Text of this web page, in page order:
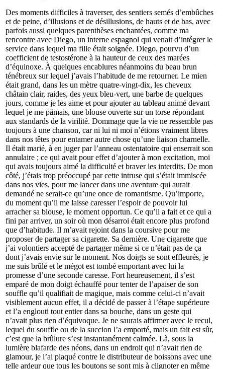
Des moments difficiles à traverser, des sentiers semés d’embûches
et de peine, d’illusions et de désillusions, de hauts et de bas, avec
parfois aussi quelques parenthèses enchantées, comme ma
rencontre avec Diego, un interne espagnol qui venait d’intégrer le
service dans lequel ma fille était soignée. Diego, pourvu d’un
coefficient de testostérone à la hauteur de ceux des marées
d’équinoxe. À quelques encablures néanmoins du beau brun
ténébreux sur lequel j’avais l’habitude de me retourner. Le mien
était grand, dans les un mètre quatre-vingt-dix, les cheveux
châtain clair, raides, des yeux bleu-vert, une barbe de quelques
jours, comme je les aime et pour ajouter au tableau animé devant
lequel je me pâmais, une blouse ouverte sur un torse répondant
aux standards de la virilité. Dommage que la vie ne ressemble pas
toujours à une chanson, car ni lui ni moi n’étions vraiment libres
dans nos têtes pour entamer autre chose qu’une liaison charnelle.
Il était marié, à en juger par l’anneau ostentatoire qui enserrait son
annulaire ; ce qui avait pour effet d’ajouter à mon excitation, moi
qui avais toujours aimé la difficulté et braver les interdits. De mon
côté, j’étais trop préoccupé par cette intruse qui s’était immiscée
dans nos vies, pour me lancer dans une aventure qui aurait
demandé ne serait-ce qu’une once de romantisme. Qu’importe,
du moment qu’il me laisse caresser l’espoir de pouvoir lui
arracher sa blouse, le moment opportun. Ce qu’il a fait et ce qui a
fini par arriver, un soir où mon désarroi était encore plus profond
que d’habitude. Il m’avait rejoint dans la coursive pour me
proposer de partager sa cigarette. Sa dernière. Une cigarette que
j’ai volontiers accepté de partager même si ce n’était pas de ça
dont j’avais envie sur le moment. Nos doigts se sont effleurés, je
me suis brûlé et le mégot est tombé emportant avec lui la
promesse d’une seconde caresse. Fort heureusement, il s’est
emparé de mon doigt échauffé pour tenter de l’apaiser de son
souffle qu’il qualifiait de magique, mais comme celui-ci n’avait
visiblement aucun effet, il a décidé de passer à l’étape supérieure
et l’a englouti tout entier dans sa bouche, dans un geste qui
n’avait plus rien d’équivoque. Je ne saurais affirmer avec le recul,
lequel du souffle ou de la succion l’a emporté, mais un fait est sûr,
c’est que la brûlure s’est instantanément calmée. Là, sous la
lumière blafarde des néons, dans un endroit qui n’avait rien de
glamour, je l’ai plaqué contre le distributeur de boissons avec une
telle ardeur que tous les boutons se sont mis à clignoter en même